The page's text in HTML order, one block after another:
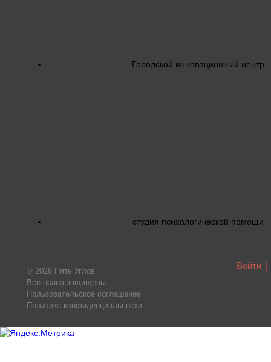
Городской инновационный центр
студия психологической помощи
© 2026 Пять Углов.
Все права защищены
Пользовательское соглашение
Политика конфиденциальности
Войти